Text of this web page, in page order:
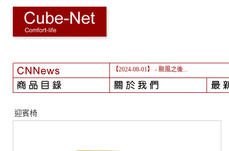
【2024-08-01】 - 颱風之後...
迎賓椅